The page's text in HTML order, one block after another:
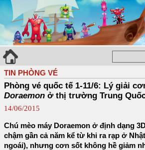
TIN PHÒNG VÉ
Phòng vé quốc tế 1-11/6: Lý giải
Doraemon ở thị trường Trung
14/06/2015
Chú mèo máy Doraemon ở định dạng
chậm gần cả năm kể từ khi ra rạp ở
ngoái), nhưng cơn sốt không hề giảm